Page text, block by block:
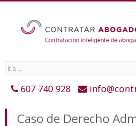
607 740 928
Caso de Derecho